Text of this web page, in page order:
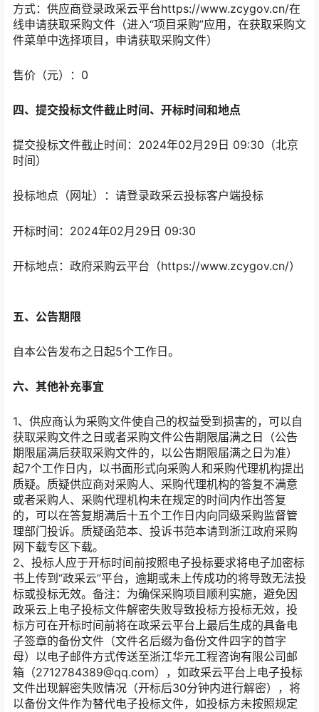
方式： 供应商登录政采云平台https://www.zcygov.cn/在
线申请获取采购文件（进入“项目采购”应用，在获取采购文
件菜单中选择项目，申请获取采购文件）
售价（元）： 0
四、提交投标文件截止时间、开标时间和地点
提交投标文件截止时间： 2024年02月29日 09:30 （北京
时间）
投标地点（网址）： 请登录政采云投标客户端投标
开标时间： 2024年02月29日 09:30
开标地点： 政府采购云平台（https://www.zcygov.cn/）
五、公告期限
自本公告发布之日起5个工作日。
六、其他补充事宜
1、供应商认为采购文件使自己的权益受到损害的，可以自
获取采购文件之日或者采购文件公告期限届满之日（公告
期限届满后获取采购文件的，以公告期限届满之日为准）
起7个工作日内，以书面形式向采购人和采购代理机构提出
质疑。质疑供应商对采购人、采购代理机构的答复不满意
或者采购人、采购代理机构未在规定的时间内作出答复
的，可以在答复期满后十五个工作日内向同级采购监督管
理部门投诉。质疑函范本、投诉书范本请到浙江政府采购
网下载专区下载。
2、投标人应于开标时间前按照电子投标要求将电子加密标
书上传到“政采云”平台，逾期或未上传成功的将导致无法投
标或投标无效。备注：为确保采购项目顺利实施，避免因
政采云上电子投标文件解密失败导致投标方投标无效，投
标方可在开标时间前将在政采云平台上最后生成的具备电
子签章的备份文件（文件名后缀为备份文件四字的首字
母）以电子邮件方式传送至浙江华元工程咨询有限公司邮
箱（2712784389@qq.com），如政采云平台上电子投标
文件出现解密失败情况（开标后30分钟内进行解密），将
以备份文件作为替代电子投标文件，如投标方未按照规定